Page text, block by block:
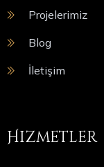
Projelerimiz
Blog
İletişim
Hizmetler